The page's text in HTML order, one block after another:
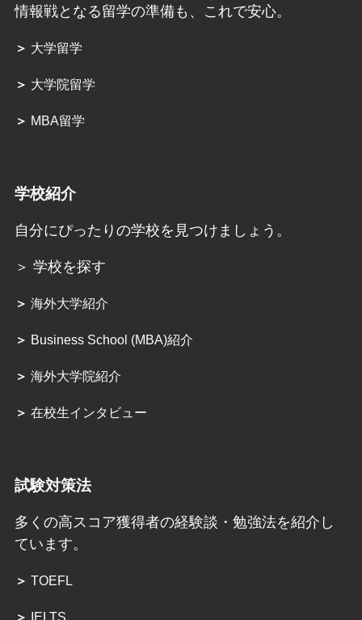
情報戦となる留学の準備も、これで安心。
＞ 大学留学
＞ 大学院留学
＞ MBA留学
学校紹介
自分にぴったりの学校を見つけましょう。
＞ 学校を探す
＞ 海外大学紹介
＞ Business School (MBA)紹介
＞ 海外大学院紹介
＞ 在校生インタビュー
試験対策法
多くの高スコア獲得者の経験談・勉強法を紹介し
ています。
＞ TOEFL
＞ IELTS